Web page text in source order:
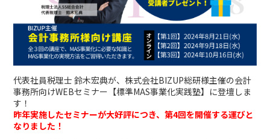
代表社員税理士 鈴木宏典が、株式会社BIZUP総研様主催の会計
事務所向けWEBセミナー【標準MAS事業化実践塾】に登壇しま
す！
昨年実施したセミナーが大好評につき、第4回を開催する運びと
なりました！